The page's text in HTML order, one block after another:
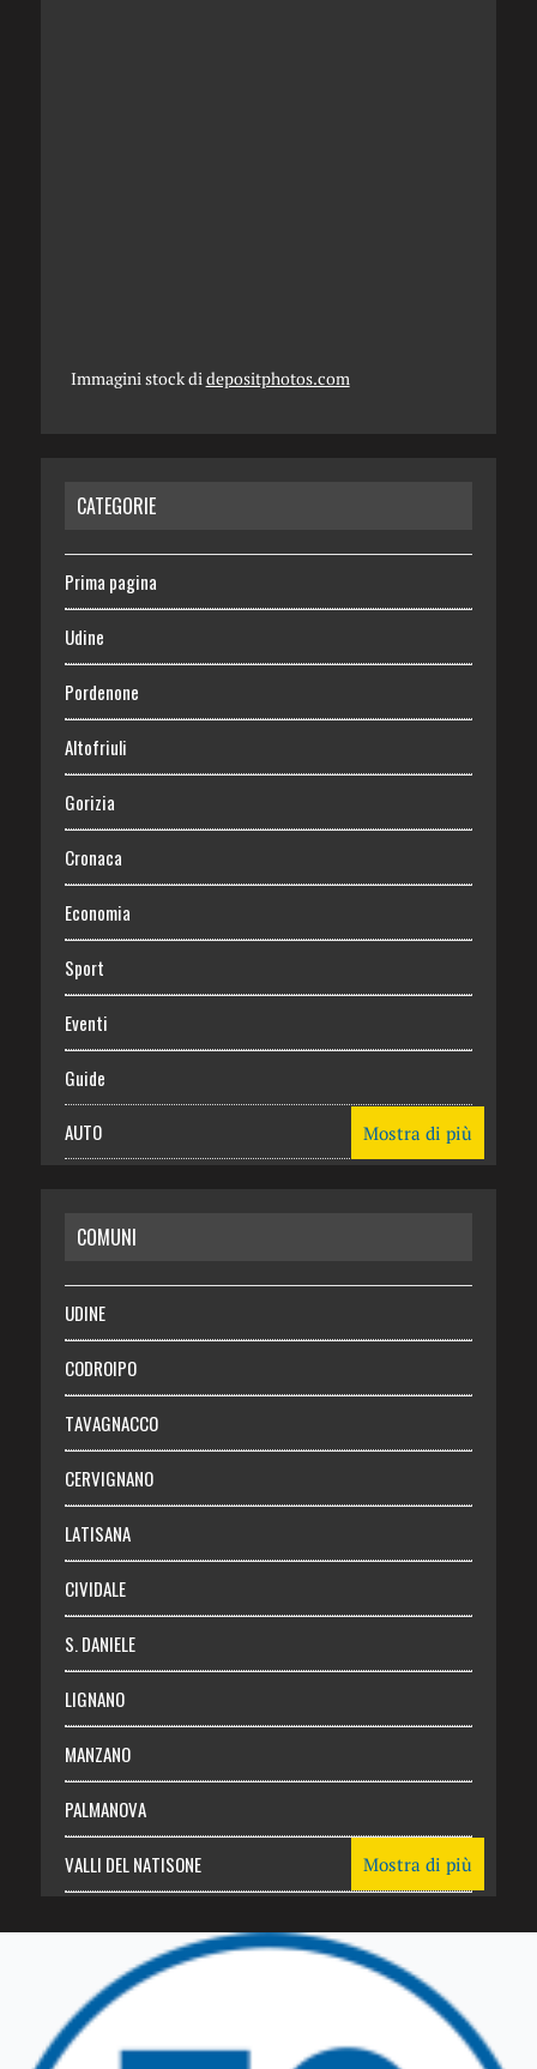
Immagini stock didepositphotos.com
CATEGORIE
Prima pagina
Udine
Pordenone
Altofriuli
Gorizia
Cronaca
Economia
Sport
Eventi
Guide
AUTO
RISPARMIO
SALUTE
Necrologie
Chi siamo
Abbonati
Login
Mostra di più
COMUNI
UDINE
CODROIPO
TAVAGNACCO
CERVIGNANO
LATISANA
CIVIDALE
S. DANIELE
LIGNANO
MANZANO
PALMANOVA
VALLI DEL NATISONE
TRICESIMO
TARCENTO
Mostra di più